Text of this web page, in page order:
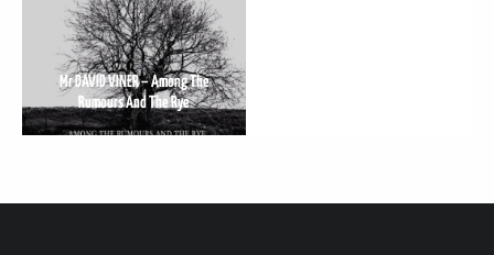
Mr DAVID VINER – Among The
Rumours And The Rye